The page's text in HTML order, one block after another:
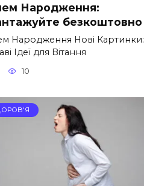
Народження:
безкоштовно
Народження Нові Картинки:
Ідеї для Вітання
10